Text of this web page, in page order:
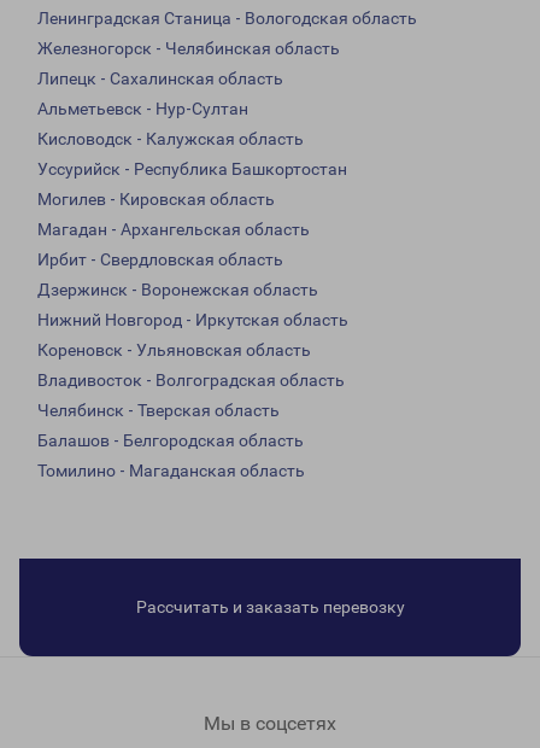
Ленинградская Станица - Вологодская область
Железногорск - Челябинская область
Липецк - Сахалинская область
Альметьевск - Нур-Султан
Кисловодск - Калужская область
Уссурийск - Республика Башкортостан
Могилев - Кировская область
Магадан - Архангельская область
Ирбит - Свердловская область
Дзержинск - Воронежская область
Нижний Новгород - Иркутская область
Кореновск - Ульяновская область
Владивосток - Волгоградская область
Челябинск - Тверская область
Балашов - Белгородская область
Томилино - Магаданская область
Рассчитать и заказать перевозку
Мы в соцсетях